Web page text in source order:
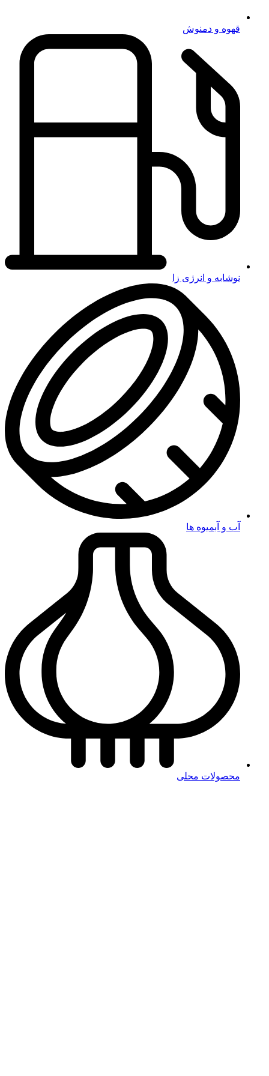
قهوه و دمنوش
نوشابه و انرژی زا
آب و آبمیوه ها
محصولات محلی